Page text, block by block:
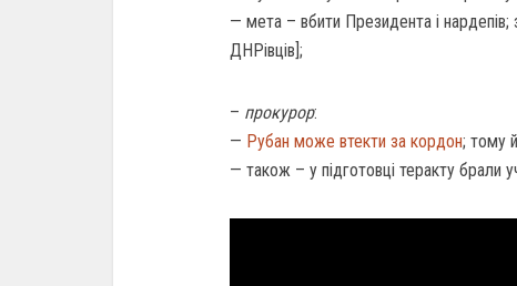
— мета – вбити Президента і нардепів;
ДНРівців];
– прокурор:
— Рубан може втекти за кордон; тому
— також – у підготовці теракту брали